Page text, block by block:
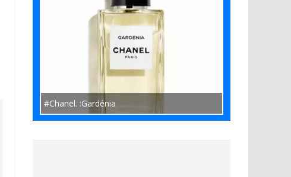
#Chanel. :Gardénia